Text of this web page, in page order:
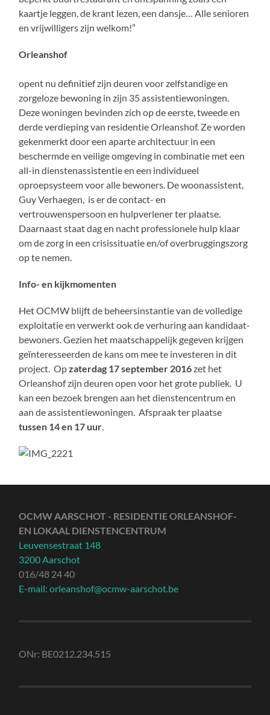
kaartje leggen, de krant lezen, een dansje… Alle senioren
en vrijwilligers zijn welkom!”
Orleanshof
opent nu definitief zijn deuren voor zelfstandige en
zorgeloze bewoning in zijn 35 assistentiewoningen.
Deze woningen bevinden zich op de eerste, tweede en
derde verdieping van residentie Orleanshof. Ze worden
gekenmerkt door een aparte architectuur in een
beschermde en veilige omgeving in combinatie met een
all-in dienstenassistentie en een individueel
oproepsysteem voor alle bewoners. De woonassistent,
Guy Verhaegen, is er de contact- en
vertrouwenspersoon en hulpverlener ter plaatse.
Daarnaast staat dag en nacht professionele hulp klaar
om de zorg in een crisissituatie en/of overbruggingszorg
op te nemen.
Info- en kijkmomenten
Het OCMW blijft de beheersinstantie van de volledige
exploitatie en verwerkt ook de verhuring aan kandidaat-
bewoners. Gezien het maatschappelijk gegeven krijgen
geïnteresseerden de kans om mee te investeren in dit
project. Opzaterdag 17 september 2016zet het
Orleanshof zijn deuren open voor het grote publiek. U
kan een bezoek brengen aan het dienstencentrum en
aan de assistentiewoningen. Afspraak ter plaatse
tussen 14 en 17 uur.
OCMW AARSCHOT - RESIDENTIE ORLEANSHOF-
EN LOKAAL DIENSTENCENTRUM
Leuvensestraat 148
3200 Aarschot
016/48 24 40
E-mail: orleanshof@ocmw-aarschot.be
ONr: BE0212.234.515